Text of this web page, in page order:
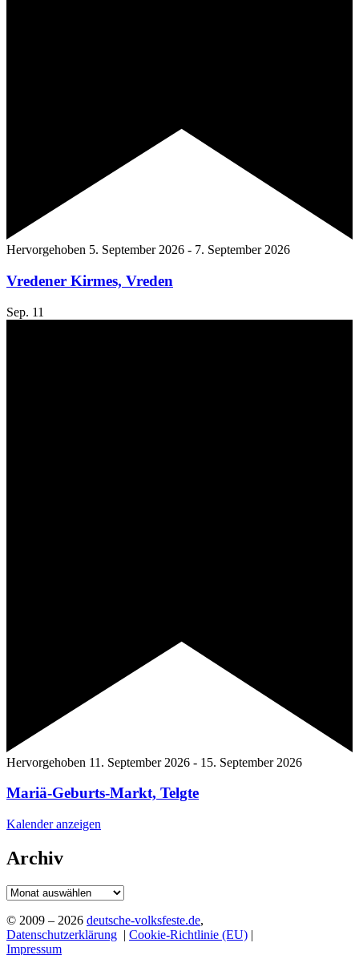
Hervorgehoben 5. September 2026 - 7. September 2026
Vredener Kirmes, Vreden
Sep. 11
Hervorgehoben 11. September 2026 - 15. September 2026
Mariä-Geburts-Markt, Telgte
Kalender anzeigen
Archiv
Archiv
© 2009 – 2026 deutsche-volksfeste.de,
Datenschutzerklärung | Cookie-Richtlinie (EU) |
Impressum